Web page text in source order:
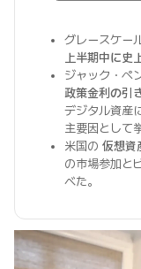
グレースケー
上半期中に史
ジャック・ペ
政策金利の引
デジタル資産
主要因として
米国の 仮想資
の市場参加と
べた。